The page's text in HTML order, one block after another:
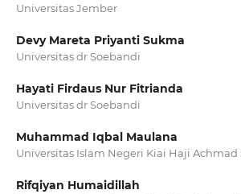
Universitas Jember
Devy Mareta Priyanti Sukma
Universitas dr Soebandi
Hayati Firdaus Nur Fitrianda
Universitas dr Soebandi
Muhammad Iqbal Maulana
Universitas Islam Negeri Kiai Haji
Rifqiyan Humaidillah